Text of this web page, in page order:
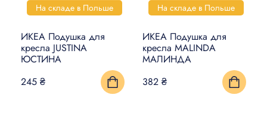
На складе в Польше
ИКЕА Подушка для
кресла JUSTINA
ЮСТИНА
245 ₴
На складе в Польше
ИКЕА Подушка для
кресла MALINDA
МАЛИНДА
382 ₴